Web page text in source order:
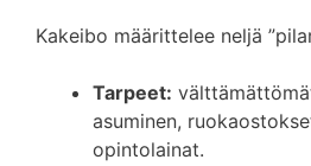
Kakeibo määrittelee neljä
Tarpeet:
asuminen,
opintolainat.